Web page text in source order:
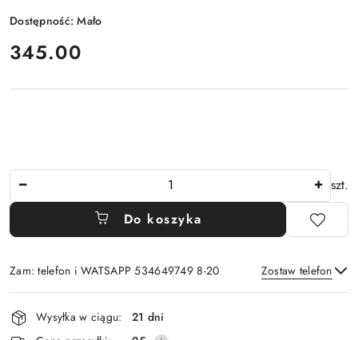
Dostępność:Mało
cena:
345.00
szt.
Do koszyka
Zam: telefon i WATSAPP 534649749 8-20 Zostaw telefon
Dostępność
i
Wysyłka w ciągu:
21 dni